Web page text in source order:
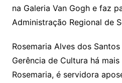
na Galeria Van Gogh e faz
Administração Regional de
Rosemaria Alves dos
Gerência de Cultura há
Rosemaria, é servidora